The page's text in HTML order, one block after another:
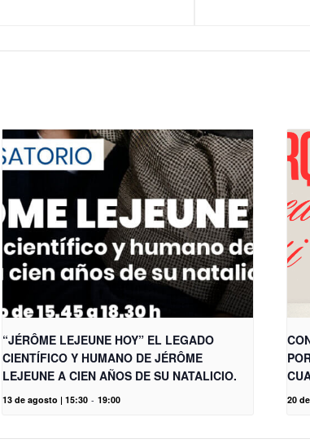
“JÉRÔME LEJEUNE HOY” EL LEGADO
CIENTÍFICO Y HUMANO DE JÉRÔME
LEJEUNE A CIEN AÑOS DE SU NATALICIO.
13 de agosto | 15:30 - 19:00 20